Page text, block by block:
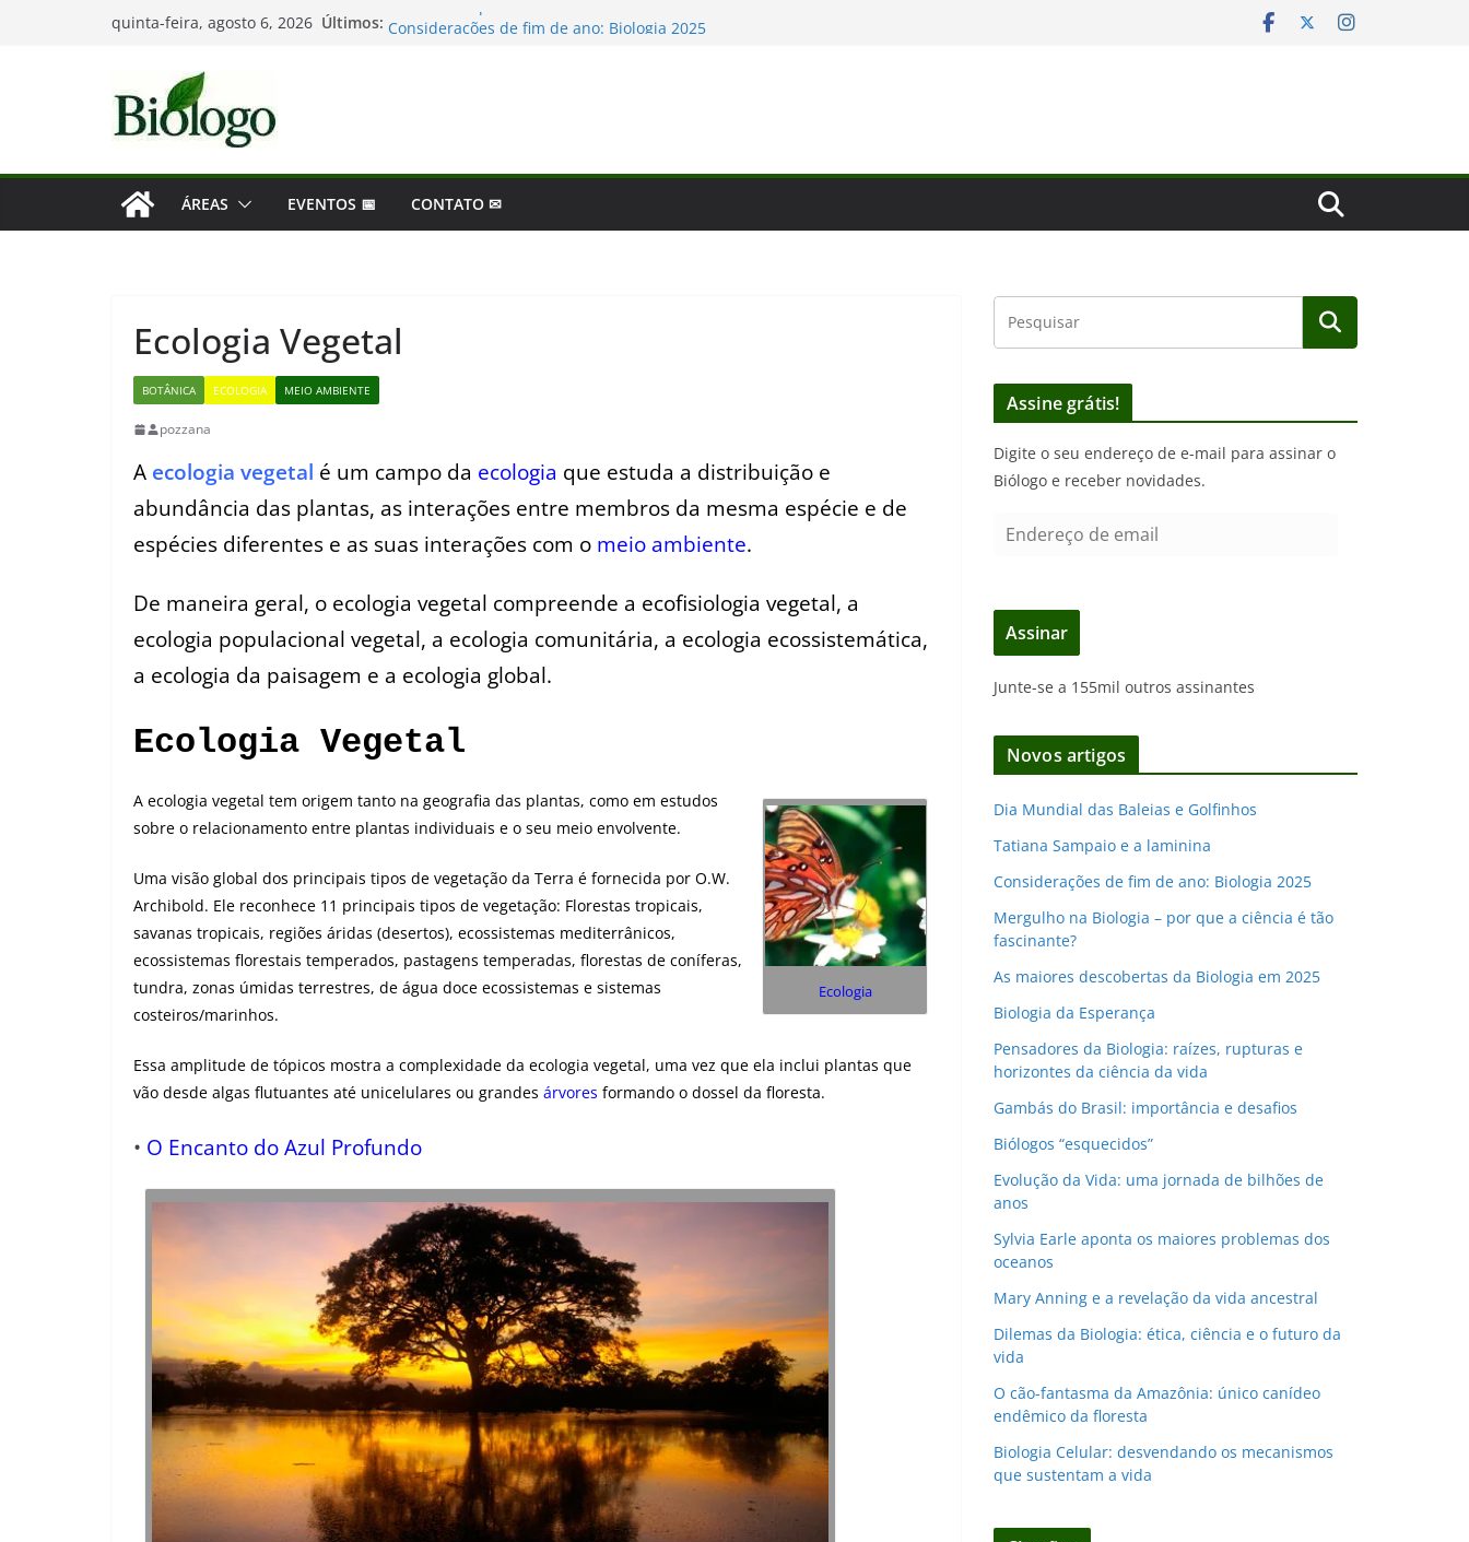
quinta-feira, agosto 6, 2026 Últimos: Tatiana Sampaio e a laminina
ÁREAS EVENTOS 📅 CONTATO ✉
Ecologia Vegetal
BOTÂNICA ECOLOGIA MEIO AMBIENTE
pozzana
A ecologia vegetal é um campo da ecologia que estuda a distribuição e
abundância das plantas, as interações entre membros da mesma espécie e de
espécies diferentes e as suas interações com o meio ambiente.
De maneira geral, o ecologia vegetal compreende a ecofisiologia vegetal, a
ecologia populacional vegetal, a ecologia comunitária, a ecologia ecossistemática,
a ecologia da paisagem e a ecologia global.
Ecologia Vegetal
Ecologia
A ecologia vegetal tem origem tanto na geografia das plantas, como em estudos
sobre o relacionamento entre plantas individuais e o seu meio envolvente.
Uma visão global dos principais tipos de vegetação da Terra é fornecida por O.W.
Archibold. Ele reconhece 11 principais tipos de vegetação: Florestas tropicais,
savanas tropicais, regiões áridas (desertos), ecossistemas mediterrânicos,
ecossistemas florestais temperados, pastagens temperadas, florestas de coníferas,
tundra, zonas úmidas terrestres, de água doce ecossistemas e sistemas
costeiros/marinhos.
Essa amplitude de tópicos mostra a complexidade da ecologia vegetal, uma vez que ela inclui plantas que
vão desde algas flutuantes até unicelulares ou grandes árvores formando o dossel da floresta.
• O Encanto do Azul Profundo
Assine grátis!
Digite o seu endereço de e-mail para assinar o
Biólogo e receber novidades.
e
e
ç
d
e
a
i
Assinar
Junte-se a 155mil outros assinantes
Novos artigos
Dia Mundial das Baleias e Golfinhos
Tatiana Sampaio e a laminina
Considerações de fim de ano: Biologia 2025
Mergulho na Biologia – por que a ciência é tão
fascinante?
As maiores descobertas da Biologia em 2025
Biologia da Esperança
Pensadores da Biologia: raízes, rupturas e
horizontes da ciência da vida
Gambás do Brasil: importância e desafios
Biólogos “esquecidos”
Evolução da Vida: uma jornada de bilhões de
anos
Sylvia Earle aponta os maiores problemas dos
oceanos
Mary Anning e a revelação da vida ancestral
Dilemas da Biologia: ética, ciência e o futuro da
vida
O cão-fantasma da Amazônia: único canídeo
endêmico da floresta
Biologia Celular: desvendando os mecanismos
que sustentam a vida